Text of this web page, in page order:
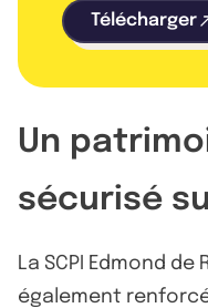
Télécharger
Un
sécurisé
La SCPI Edmond
également